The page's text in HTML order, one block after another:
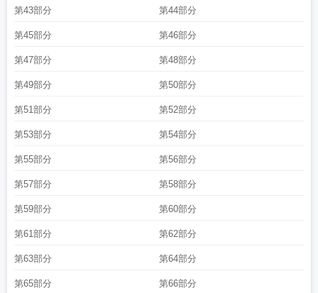
第43部分 第44部分
第45部分 第46部分
第47部分 第48部分
第49部分 第50部分
第51部分 第52部分
第53部分 第54部分
第55部分 第56部分
第57部分 第58部分
第59部分 第60部分
第61部分 第62部分
第63部分 第64部分
第65部分 第66部分